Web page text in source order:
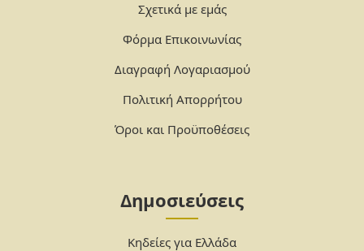
Σχετικά με εμάς
Φόρμα Επικοινωνίας
Διαγραφή Λογαριασμού
Πολιτική Απορρήτου
Όροι και Προϋποθέσεις
Δημοσιεύσεις
Κηδείες για Ελλάδα